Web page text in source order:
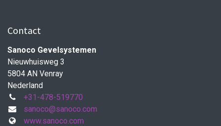
Contact
Sanoco Gevelsystemen
Nieuwhuisweg 3
5804 AN Venray
Nederland
+31-478-519770
sanoco@sanoco.com
www.sanoco.com